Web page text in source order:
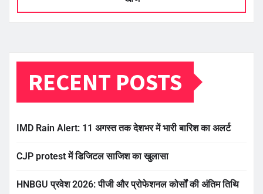
RECENT POSTS
IMD Rain Alert: 11 अगस्त तक देशभर में भारी बारिश का अलर्ट
CJP protest में डिजिटल साजिश का खुलासा
HNBGU प्रवेश 2026: पीजी और प्रोफेशनल कोर्सों की अंतिम तिथि